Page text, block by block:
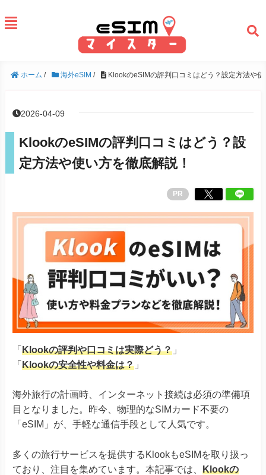
ホーム / 海外eSIM / KlookのeSIMの評判口コミはどう？設定方法や
2026-04-09
KlookのeSIMの評判口コミはどう？設
定方法や使い方を徹底解説！
PR
「 Klookの評判や口コミは実際どう？ 」
「 Klookの安全性や料金は？ 」
海外旅行の計画時、インターネット接続は必須の準備項
目となりました。昨今、物理的なSIMカード不要の
「eSIM」が、手軽な通信手段として人気です。
多くの旅行サービスを提供するKlookもeSIMを取り扱っ
ており、注目を集めています。本記事では、 Klookの